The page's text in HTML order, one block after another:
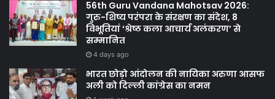
56th Guru Vandana Mahotsav 2026:
गुरु-शिष्य परंपरा के संरक्षण का संदेश, 8
विभूतियां ‘श्रेष्ठ कला आचार्य अलंकरण’ से
सम्मानित
4 days ago
भारत छोड़ो आंदोलन की नायिका अरुणा आसफ
अली को दिल्ली कांग्रेस का नमन